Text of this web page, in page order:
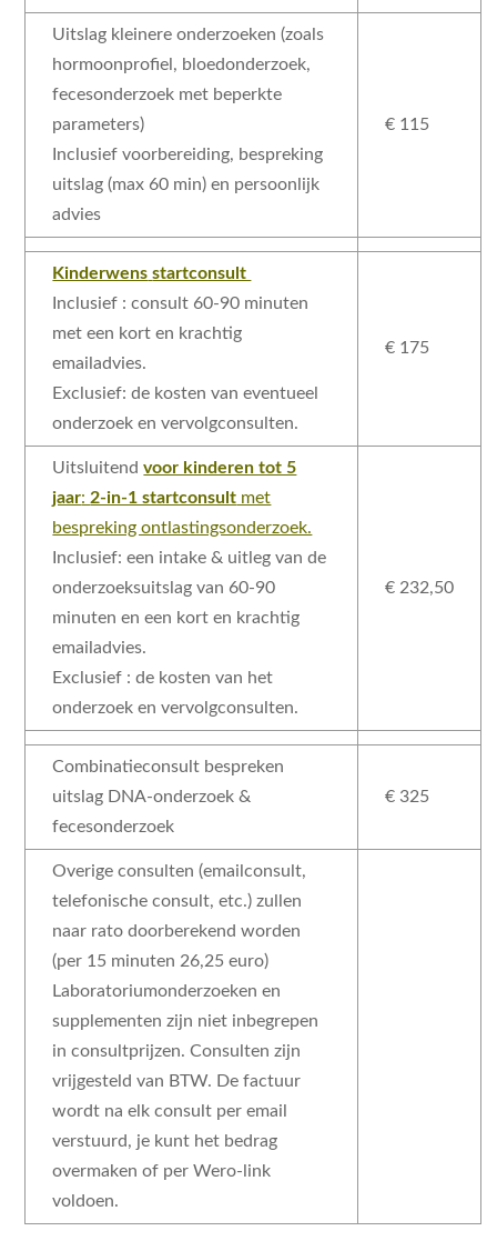
Uitslag kleinere onderzoeken (zoals
hormoonprofiel, bloedonderzoek,
fecesonderzoek met beperkte
parameters)
Inclusief voorbereiding, bespreking
uitslag (max 60 min) en persoonlijk
advies
€ 115
Kinderwens startconsult
Inclusief : consult 60-90 minuten
met een kort en krachtig
emailadvies.
Exclusief: de kosten van eventueel
onderzoek en vervolgconsulten.
€ 175
Uitsluitendvoor kinderen tot 5
jaar: 2-in-1 startconsult met
bespreking ontlastingsonderzoek.
Inclusief: een intake & uitleg van de
onderzoeksuitslag van 60-90
minuten en een kort en krachtig
emailadvies.
Exclusief : de kosten van het
onderzoek en vervolgconsulten.
€ 232,50
Combinatieconsult bespreken
uitslag DNA-onderzoek &
fecesonderzoek
€ 325
Overige consulten (emailconsult,
telefonische consult, etc.) zullen
naar rato doorberekend worden
(per 15 minuten 26,25 euro)
Laboratoriumonderzoeken en
supplementen zijn niet inbegrepen
in consultprijzen. Consulten zijn
vrijgesteld van BTW. De factuur
wordt na elk consult per email
verstuurd, je kunt het bedrag
overmaken of per Wero-link
voldoen.
Gebruikerservaring
Om onze website zo
goed mogelijk te laten
functioneren
gedurende je bezoek.
Als je deze cookies
weigert, zullen
sommige functies en
verdwijnen.
Marketing
Door je interesses
en je gedrag
tijdens je bezoek
aan onze website
te delen, vergroot
je de kans om
gepersonaliseerde
content en
aanbiedingen te